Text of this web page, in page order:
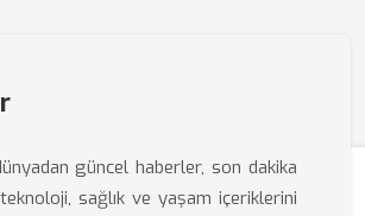
güncel haberler, son dakika
sağlık ve yaşam içeriklerini